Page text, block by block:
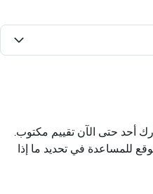
أحد حتى الآن تقييم مكتوب.
للمساعدة في تحديد ما إذا